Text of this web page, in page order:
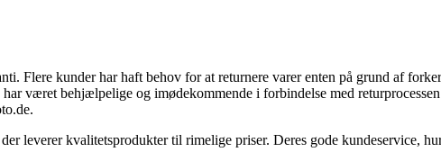
Flere kunder har haft behov for at returnere varer enten på grund af
været behjælpelige og imødekommende i forbindelse med
leverer kvalitetsprodukter til rimelige priser. Deres gode kundeservice,